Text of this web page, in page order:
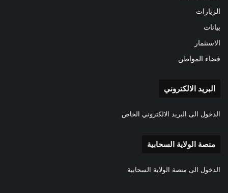
الزيارات
بيانات
الاستثمار
فضاء المواطن
البريد الالكتروني
الدخول الى البريد الالكتروني الخاص
منصة الولاية السحابية
الدخول الى منصة الولاية السحابية